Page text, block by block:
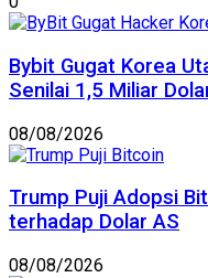
Bybit Gugat Korea
Senilai 1,5 Miliar
08/08/2026
Trump Puji Adopsi
terhadap Dolar AS
08/08/2026